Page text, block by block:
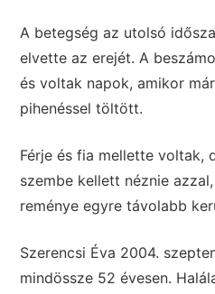
A betegség az utolsó
elvette az erejét. A
és voltak napok, amikor
pihenéssel töltött.
Férje és fia mellette voltak,
szembe kellett néznie
reménye egyre távolabb
Szerencsi Éva 2004.
mindössze 52 évesen.